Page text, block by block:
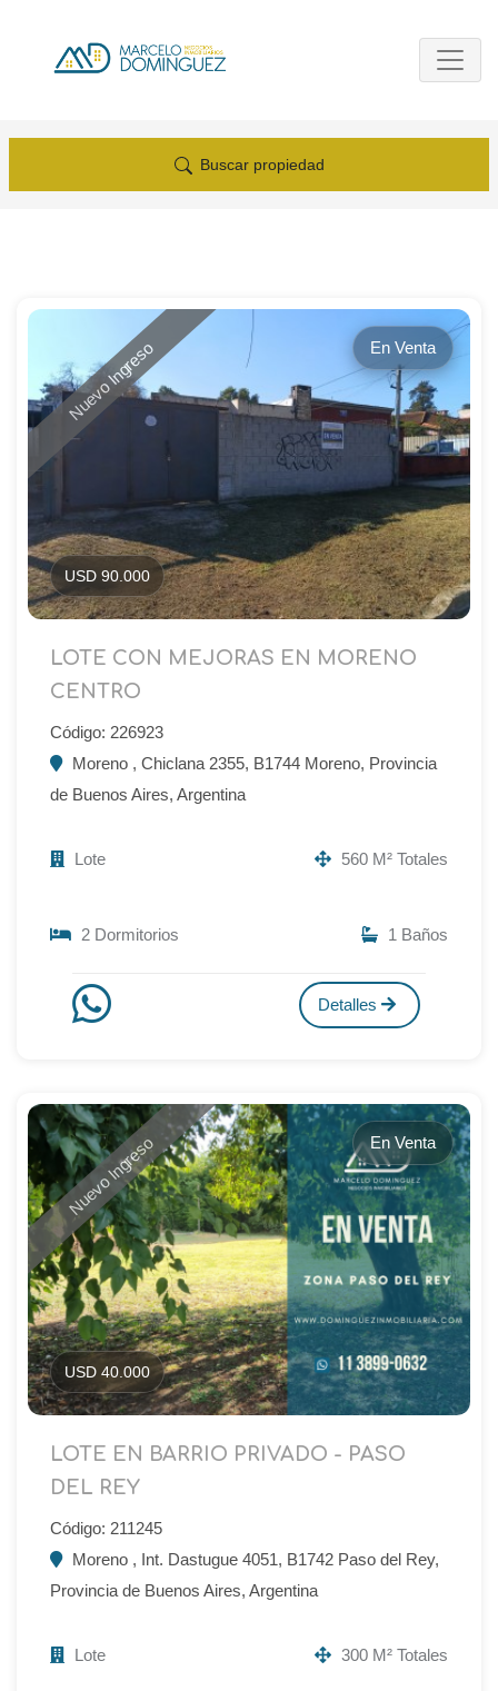
Buscar propiedad
Nuevo Ingreso En Venta
USD 90.000
LOTE CON MEJORAS EN MORENO
CENTRO
Código: 226923
Moreno , Chiclana 2355, B1744 Moreno, Provincia
de Buenos Aires, Argentina
Lote 560 M² Totales
2 Dormitorios 1 Baños
Detalles
Nuevo Ingreso En Venta
USD 40.000
LOTE EN BARRIO PRIVADO - PASO
DEL REY
Código: 211245
Moreno , Int. Dastugue 4051, B1742 Paso del Rey,
Provincia de Buenos Aires, Argentina
Lote 300 M² Totales